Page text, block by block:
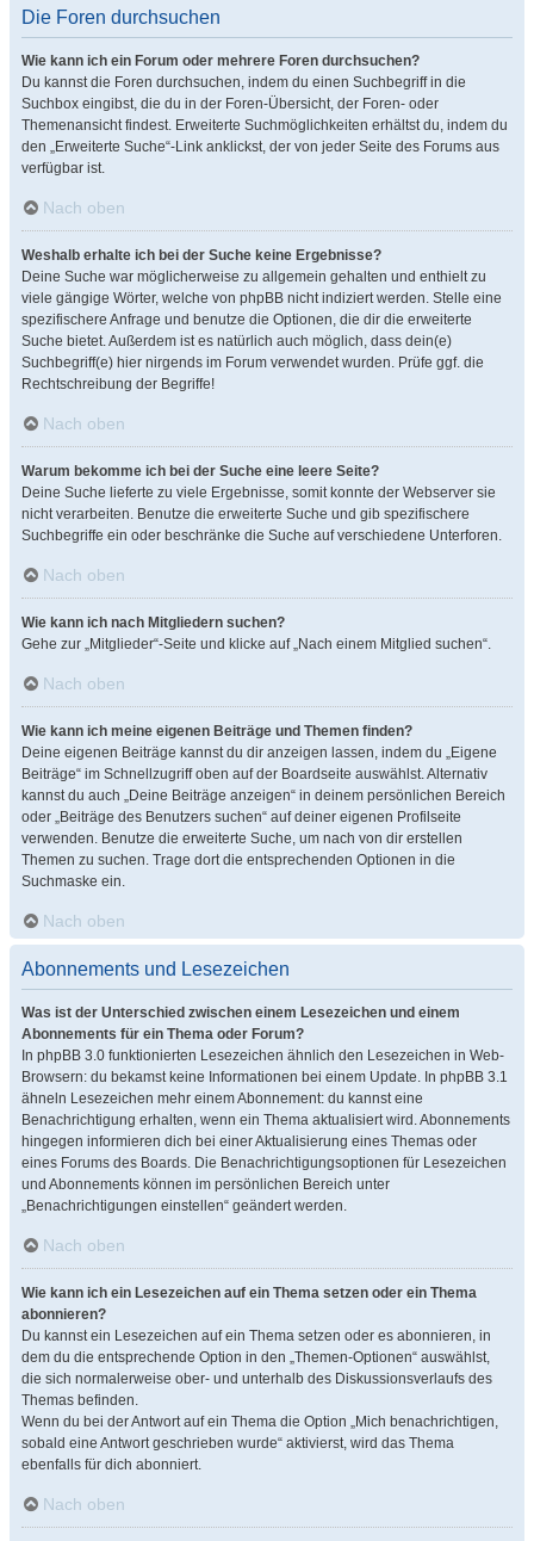
Die Foren durchsuchen
Wie kann ich ein Forum oder mehrere Foren durchsuchen?
Du kannst die Foren durchsuchen, indem du einen Suchbegriff in die
Suchbox eingibst, die du in der Foren-Übersicht, der Foren- oder
Themenansicht findest. Erweiterte Suchmöglichkeiten erhältst du, indem du
den „Erweiterte Suche“-Link anklickst, der von jeder Seite des Forums aus
verfügbar ist.
Nach oben
Weshalb erhalte ich bei der Suche keine Ergebnisse?
Deine Suche war möglicherweise zu allgemein gehalten und enthielt zu
viele gängige Wörter, welche von phpBB nicht indiziert werden. Stelle eine
spezifischere Anfrage und benutze die Optionen, die dir die erweiterte
Suche bietet. Außerdem ist es natürlich auch möglich, dass dein(e)
Suchbegriff(e) hier nirgends im Forum verwendet wurden. Prüfe ggf. die
Rechtschreibung der Begriffe!
Nach oben
Warum bekomme ich bei der Suche eine leere Seite?
Deine Suche lieferte zu viele Ergebnisse, somit konnte der Webserver sie
nicht verarbeiten. Benutze die erweiterte Suche und gib spezifischere
Suchbegriffe ein oder beschränke die Suche auf verschiedene Unterforen.
Nach oben
Wie kann ich nach Mitgliedern suchen?
Gehe zur „Mitglieder“-Seite und klicke auf „Nach einem Mitglied suchen“.
Nach oben
Wie kann ich meine eigenen Beiträge und Themen finden?
Deine eigenen Beiträge kannst du dir anzeigen lassen, indem du „Eigene
Beiträge“ im Schnellzugriff oben auf der Boardseite auswählst. Alternativ
kannst du auch „Deine Beiträge anzeigen“ in deinem persönlichen Bereich
oder „Beiträge des Benutzers suchen“ auf deiner eigenen Profilseite
verwenden. Benutze die erweiterte Suche, um nach von dir erstellen
Themen zu suchen. Trage dort die entsprechenden Optionen in die
Suchmaske ein.
Nach oben
Abonnements und Lesezeichen
Was ist der Unterschied zwischen einem Lesezeichen und einem
Abonnements für ein Thema oder Forum?
In phpBB 3.0 funktionierten Lesezeichen ähnlich den Lesezeichen in Web-
Browsern: du bekamst keine Informationen bei einem Update. In phpBB 3.1
ähneln Lesezeichen mehr einem Abonnement: du kannst eine
Benachrichtigung erhalten, wenn ein Thema aktualisiert wird. Abonnements
hingegen informieren dich bei einer Aktualisierung eines Themas oder
eines Forums des Boards. Die Benachrichtigungsoptionen für Lesezeichen
und Abonnements können im persönlichen Bereich unter
„Benachrichtigungen einstellen“ geändert werden.
Nach oben
Wie kann ich ein Lesezeichen auf ein Thema setzen oder ein Thema
abonnieren?
Du kannst ein Lesezeichen auf ein Thema setzen oder es abonnieren, in
dem du die entsprechende Option in den „Themen-Optionen“ auswählst,
die sich normalerweise ober- und unterhalb des Diskussionsverlaufs des
Themas befinden.
Wenn du bei der Antwort auf ein Thema die Option „Mich benachrichtigen,
sobald eine Antwort geschrieben wurde“ aktivierst, wird das Thema
ebenfalls für dich abonniert.
Nach oben